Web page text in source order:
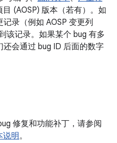
(AOSP) 版本（若有）。如
录（例如 AOSP 变更列
该记录。如果某个 bug 有多
会通过 bug ID 后面的数字
修复和功能补丁，请参阅
明。